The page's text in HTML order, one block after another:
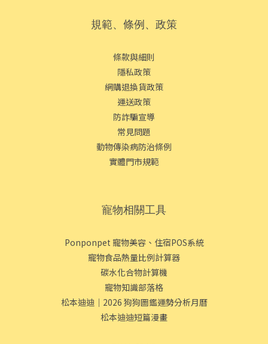
規範、條例、政策
條款與細則
隱私政策
網購退換貨政策
運送政策
防詐騙宣導
常見問題
動物傳染病防治條例
實體門市規範
寵物相關工具
Ponponpet 寵物美容、住宿POS系統
寵物食品熱量比例計算器
碳水化合物計算機
寵物知識部落格
松本迪迪｜2026 狗狗圖鑑運勢分析月曆
松本迪迪短篇漫畫